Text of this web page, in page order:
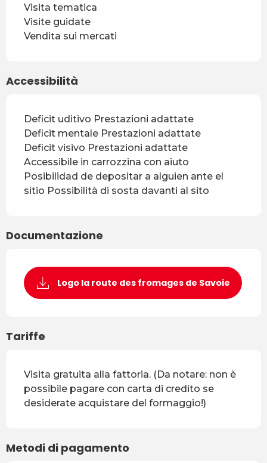
Visita tematica
Visite guidate
Vendita sui mercati
Accessibilità
Deficit uditivo Prestazioni adattate
Deficit mentale Prestazioni adattate
Deficit visivo Prestazioni adattate
Accessibile in carrozzina con aiuto
Posibilidad de depositar a alguien ante el
sitio Possibilità di sosta davanti al sito
Documentazione
Logo la route des fromages de Savoie
Tariffe
Visita gratuita alla fattoria. (Da notare: non è
possibile pagare con carta di credito se
desiderate acquistare del formaggio!)
Metodi di pagamento